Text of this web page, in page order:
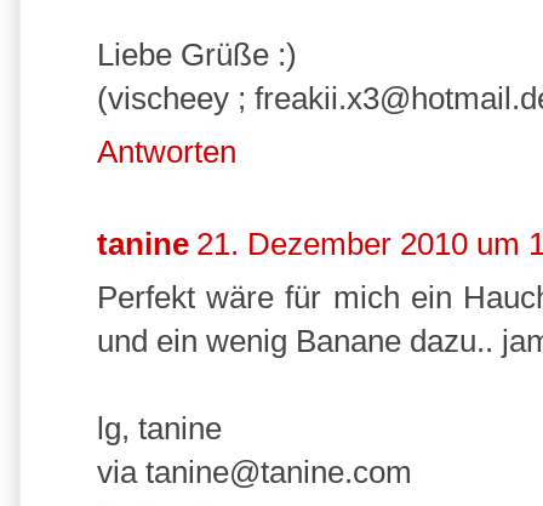
Liebe Grüße :)
(vischeey ;
Antworten
tanine 21. Dezember 2010 um
Perfekt wäre für mich ein
und ein wenig Banane dazu..
lg, tanine
via tanine@tanine.com